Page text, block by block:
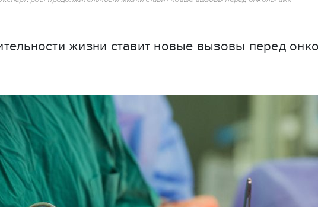
жизни ставит новые вызовы перед